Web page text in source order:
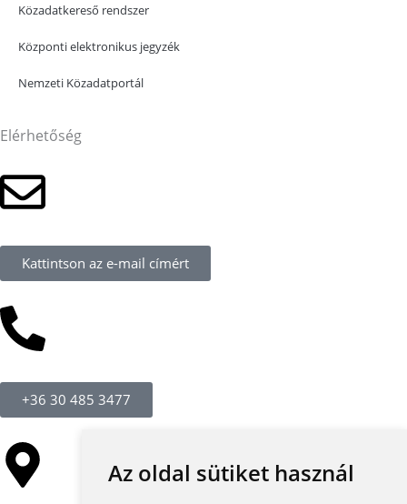
Az oldal sütiket használ
Közadatkereső rendszer
Központi elektronikus jegyzék
Nemzeti Közadatportál
Elérhetőség
Kattintson az e-mail címért
+36 30 485 3477